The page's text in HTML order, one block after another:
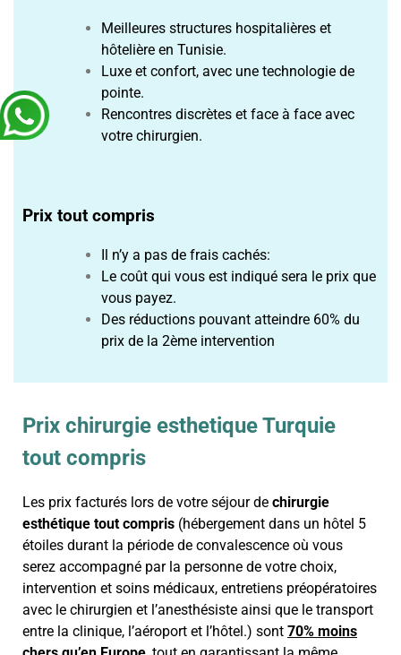
Meilleures structures hospitalières et
hôtelière en Tunisie.
Luxe et confort, avec une technologie de
pointe.
Rencontres discrètes et face à face avec
votre chirurgien.
Prix tout compris
Il n’y a pas de frais cachés:
Le coût qui vous est indiqué sera le prix que
vous payez.
Des réductions pouvant atteindre 60% du
prix de la 2ème intervention
Prix chirurgie esthetique Turquie
tout compris
Les prix facturés lors de votre séjour de chirurgie
esthétique tout compris (hébergement dans un hôtel 5
étoiles durant la période de convalescence où vous
serez accompagné par la personne de votre choix,
intervention et soins médicaux, entretiens préopératoires
avec le chirurgien et l’anesthésiste ainsi que le transport
entre la clinique, l’aéroport et l’hôtel.) sont 70% moins